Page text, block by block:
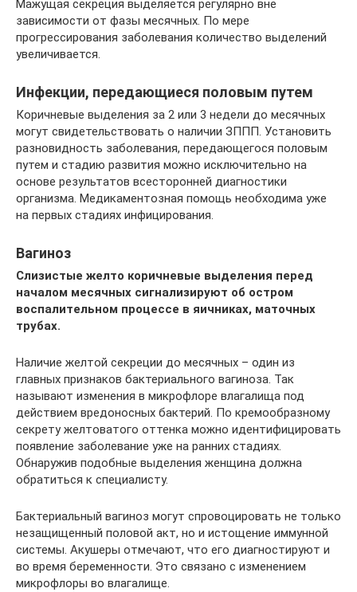
Мажущая секреция выделяется регулярно вне
зависимости от фазы месячных. По мере
прогрессирования заболевания количество выделений
увеличивается.
Инфекции, передающиеся половым путем
Коричневые выделения за 2 или 3 недели до месячных
могут свидетельствовать о наличии ЗППП. Установить
разновидность заболевания, передающегося половым
путем и стадию развития можно исключительно на
основе результатов всесторонней диагностики
организма. Медикаментозная помощь необходима уже
на первых стадиях инфицирования.
Вагиноз
Слизистые желто коричневые выделения перед
началом месячных сигнализируют об остром
воспалительном процессе в яичниках, маточных
трубах.
Наличие желтой секреции до месячных – один из
главных признаков бактериального вагиноза. Так
называют изменения в микрофлоре влагалища под
действием вредоносных бактерий. По кремообразному
секрету желтоватого оттенка можно идентифицировать
появление заболевание уже на ранних стадиях.
Обнаружив подобные выделения женщина должна
обратиться к специалисту.
Бактериальный вагиноз могут спровоцировать не только
незащищенный половой акт, но и истощение иммунной
системы. Акушеры отмечают, что его диагностируют и
во время беременности. Это связано с изменением
микрофлоры во влагалище.